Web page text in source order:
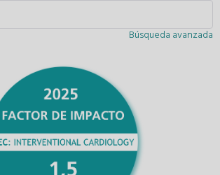
Búsqueda avanzada